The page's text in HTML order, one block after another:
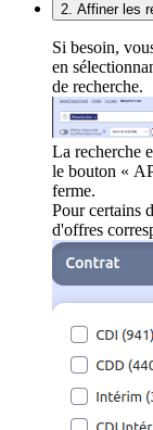
2. Affiner les
Si besoin,
en
de recherche.
La recherche
le bouton «
ferme.
Pour certains
d'offres